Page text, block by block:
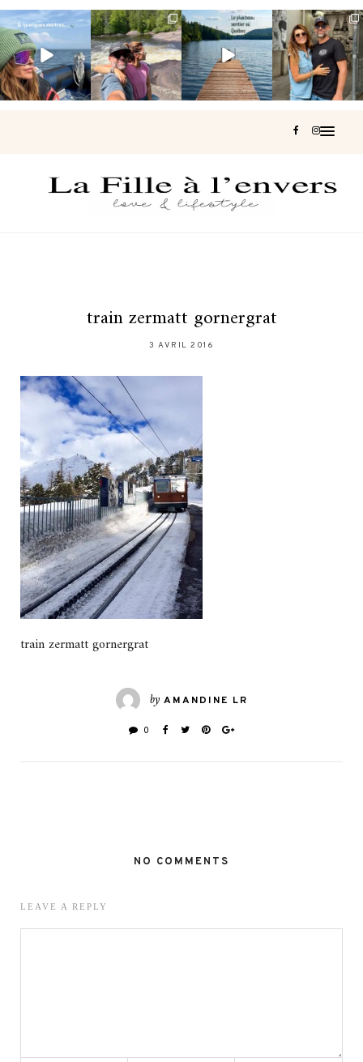
Voir une baleine
en photo, c’est
impressionnant
🐋...
Les Laurentides,
le Québec
version nature.
...
Et si je te disais
qu’il existe un
sentier où tu...
127 37
Montréal, une
très belle
surprise 🇨🇦
453
train zermatt gornergrat
3 AVRIL 2016
train zermatt gornergrat
by AMANDINE LR
0
NO COMMENTS
LEAVE A REPLY